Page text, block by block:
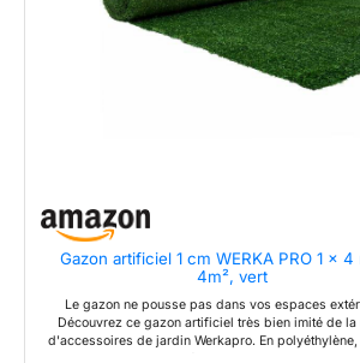
Gazon artificiel 1 cm WERKA PRO 1 x 4
4m², vert
Le gazon ne pousse pas dans vos espaces
Découvrez ce gazon artificiel très bien imité de la
d'accessoires de jardin Werkapro. En